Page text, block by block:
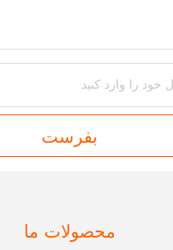
بفرست
محصولات ما